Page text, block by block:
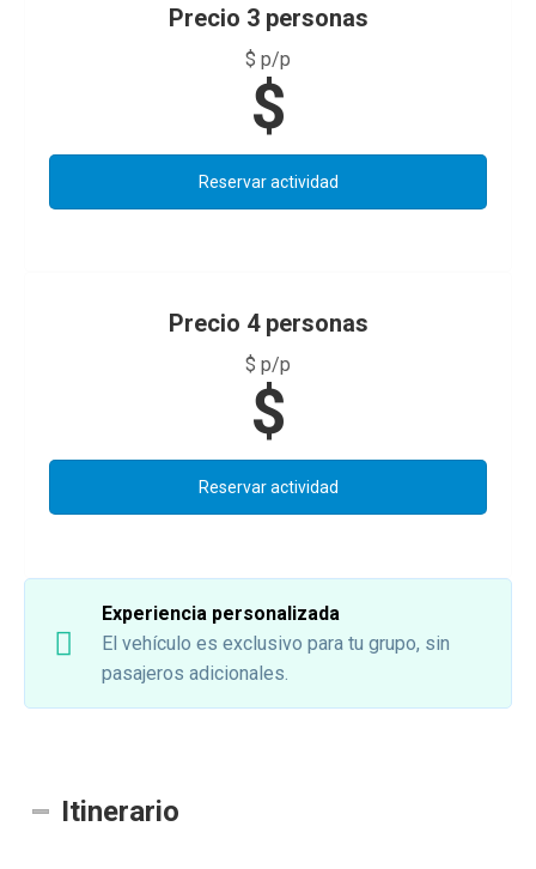
Precio 3 personas
$ p/p
$
Reservar actividad
Precio 4 personas
$ p/p
$
Reservar actividad
Experiencia personalizada
El vehículo es exclusivo para tu grupo, sin
pasajeros adicionales.
Itinerario